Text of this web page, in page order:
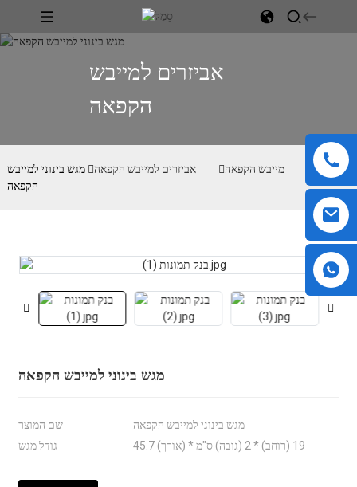
אביזרים למייבש
הקפאה
בַּיִת מייבש הקפאה אביזרים למייבש הקפאה
מגש בינוני למייבש
הקפאה
מגש בינוני למייבש הקפאה
שם המוצר
מגש בינוני למייבש הקפאה
גודל מגש
45.7 (אורך) * 19 (רוחב) * 2 (גובה) ס"מ